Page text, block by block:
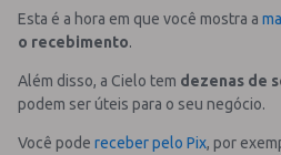
Esta é a hora em que você mostra a
o recebimento.
Além disso, a Cielo tem dezenas de
podem ser úteis para o seu negócio.
Você pode receber pelo Pix, por